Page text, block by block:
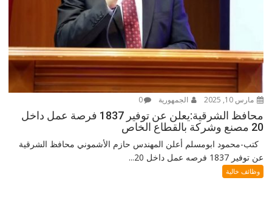
مارس 10, 2025 الجمهورية 0
محافظ الشرقية:يعلن عن توفير 1837 فرصة عمل داخل
20 مصنع وشركة بالقطاع الخاص
كتب-محمود ابومسلم أعلن المهندس حازم الأشموني محافظ الشرقية
عن توفير 1837 فرصه عمل داخل 20...
وظائف خالية